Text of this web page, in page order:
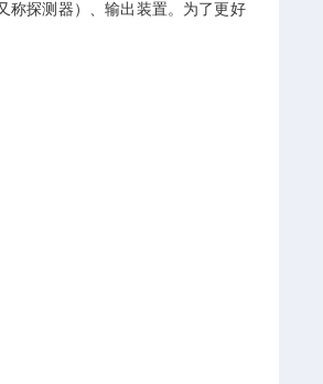
称探测器）、输出装置。为了更好